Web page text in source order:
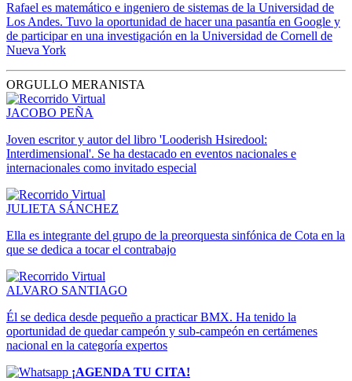
Rafael es matemático e ingeniero de sistemas de la Universidad de
Los Andes. Tuvo la oportunidad de hacer una pasantía en Google y
de participar en una investigación en la Universidad de Cornell de
Nueva York
ORGULLO MERANISTA
JACOBO PEÑA
Joven escritor y autor del libro 'Looderish Hsiredool:
Interdimensional'. Se ha destacado en eventos nacionales e
internacionales como invitado especial
JULIETA SÁNCHEZ
Ella es integrante del grupo de la preorquesta sinfónica de Cota en la
que se dedica a tocar el contrabajo
ALVARO SANTIAGO
Él se dedica desde pequeño a practicar BMX. Ha tenido la
oportunidad de quedar campeón y sub-campeón en certámenes
nacional en la categoría expertos
¡AGENDA TU CITA!